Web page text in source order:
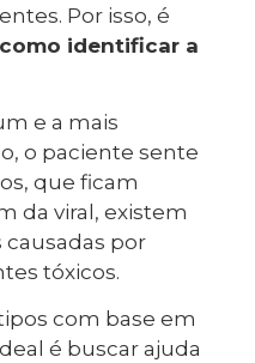
Por isso, é
como identificar a
e a mais
o paciente sente
que ficam
da viral, existem
por
tóxicos.
com base em
é buscar ajuda